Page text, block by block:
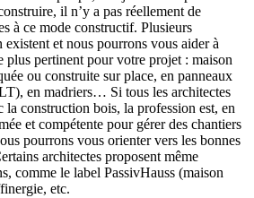
il n’y a pas réellement de
à ce mode constructif. Plusieurs
existent et nous pourrons vous aider à
plus pertinent pour votre projet : maison
ou construite sur place, en panneaux
en madriers… Si tous les architectes
la construction bois, la profession est, en
et compétente pour gérer des chantiers
pourrons vous orienter vers les bonnes
architectes proposent même
comme le label PassivHauss (maison
etc.